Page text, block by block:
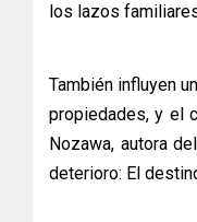
los lazos
También influyen un
propiedades, y el
Nozawa, autora
deterioro: El